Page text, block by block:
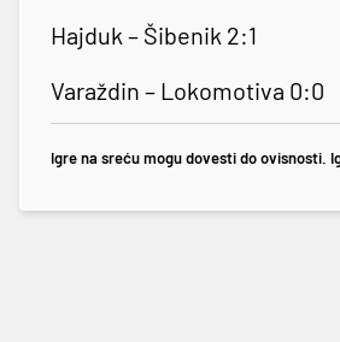
Hajduk – Šibenik 2:1
Varaždin – Lokomotiva 0:0
Igre na sreću mogu dovesti do ovisnosti.